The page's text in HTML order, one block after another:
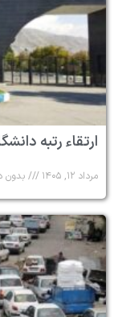
ارتقاء رتبه
مرداد ۱۲, ۱۴۰۵ بدون